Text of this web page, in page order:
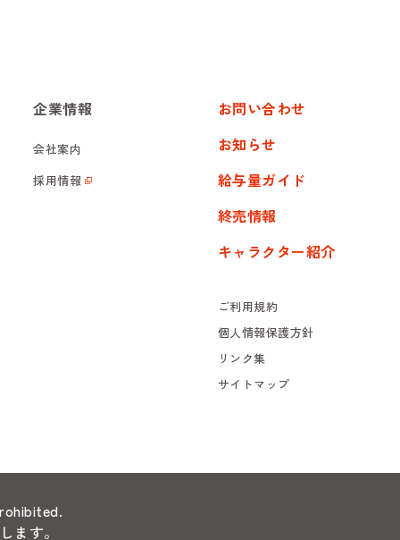
企業情報
会社案内
採用情報
お問い合わせ
お知らせ
給与量ガイド
終売情報
キャラクター紹介
ご利用規約
個人情報保護方針
リンク集
サイトマップ
ます。